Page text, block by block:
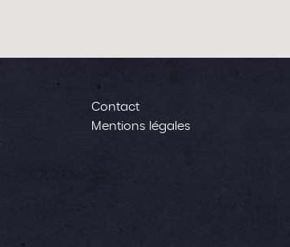
Contact
Mentions légales